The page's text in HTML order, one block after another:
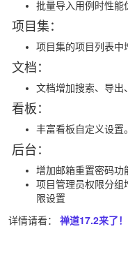
批量导入用例时性能
项目集：
项目集的项目列表中
文档：
文档增加搜索、导出
看板：
丰富看板自定义设置
后台：
增加邮箱重置密码功
项目管理员权限分组
限设置
详情请看： 禅道17.2来了